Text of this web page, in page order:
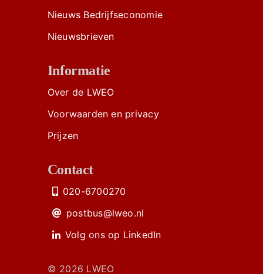
Nieuws Bedrijfseconomie
Nieuwsbrieven
Informatie
Over de LWEO
Voorwaarden en privacy
Prijzen
Contact
020-6700270
postbus@lweo.nl
Volg ons op LinkedIn
© 2026 LWEO